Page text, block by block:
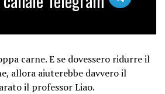
(@21_renovatio)
carne. E se dovessero ridurre il
allora aiuterebbe davvero il
il professor Liao.